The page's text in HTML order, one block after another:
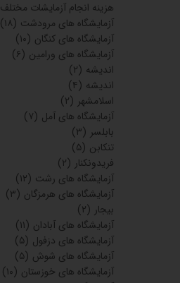
هزینه انجام آزمایشات مختلف
آزمایشگاه های مرودشت (۱۸)
آزمایشگاه های کنگان (۱۰)
آزمایشگاه های ورامین (۶)
اندیشه (۲)
اندیشه (۴)
اسلامشهر (۲)
آزمایشگاه های آمل (۷)
بابلسر (۳)
تنکابن (۵)
فریدونکنار (۲)
آزمایشگاه های رشت (۱۲)
آزمایشگاه های هرمزگان (۳)
بیجار (۲)
آزمایشگاه های آبادان (۱۱)
آزمایشگاه های دزفول (۵)
آزمایشگاه های شوش (۵)
آزمایشگاه های خوزستان (۱۰)